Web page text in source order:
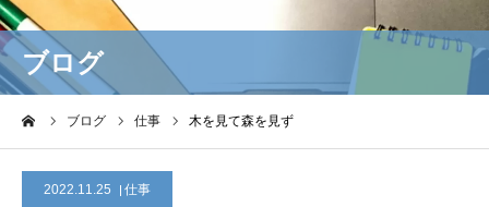
ブログ
ブログ 仕事 木を見て森を見ず
2022.11.25 仕事
会計事務所をお探しのお客様へ
ブログ
お問い合わせ